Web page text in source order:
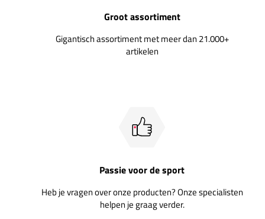
Groot assortiment
Gigantisch assortiment met meer dan 21.000+
artikelen
Passie voor de sport
Heb je vragen over onze producten? Onze specialisten
helpen je graag verder.